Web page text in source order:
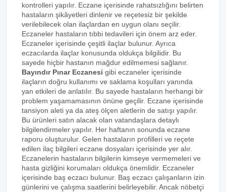
kontrolleri yapılır. Eczane içerisinde rahatsızlığını belirten
hastaların şikâyetleri dinlenir ve reçetesiz bir şekilde
verilebilecek olan ilaçlardan en uygun olanı seçilir.
Eczaneler hastaların tıbbi tedavileri için önem arz eder.
Eczaneler içerisinde çeşitli ilaçlar bulunur. Ayrıca
eczacılarda ilaçlar konusunda oldukça bilgilidir. Bu
sayede hiçbir hastanın mağdur edilmemesi sağlanır.
Bayındır Pınar Eczanesi gibi eczaneler içerisinde
ilaçların doğru kullanımı ve saklama koşulları yanında
yan etkileri de anlatılır. Bu sayede hastaların herhangi bir
problem yaşamamasının önüne geçilir. Eczane içerisinde
tansiyon aleti ya da ateş ölçen aletlerin de satışı yapılır.
Bu ürünleri satın alacak olan vatandaşlara detaylı
bilgilendirmeler yapılır. Her haftanın sonunda eczane
raporu oluşturulur. Gelen hastaların profilleri ve reçete
edilen ilaç bilgileri eczane dosyaları içerisinde yer alır.
Eczanelerin hastaların bilgilerin kimseye vermemeleri ve
hasta gizliğini korumaları oldukça önemlidir. Eczaneler
içerisinde baş eczacı bulunur. Baş eczacı çalışanların izin
günlerini ve çalışma saatlerini belirleyebilir. Ancak nöbetçi